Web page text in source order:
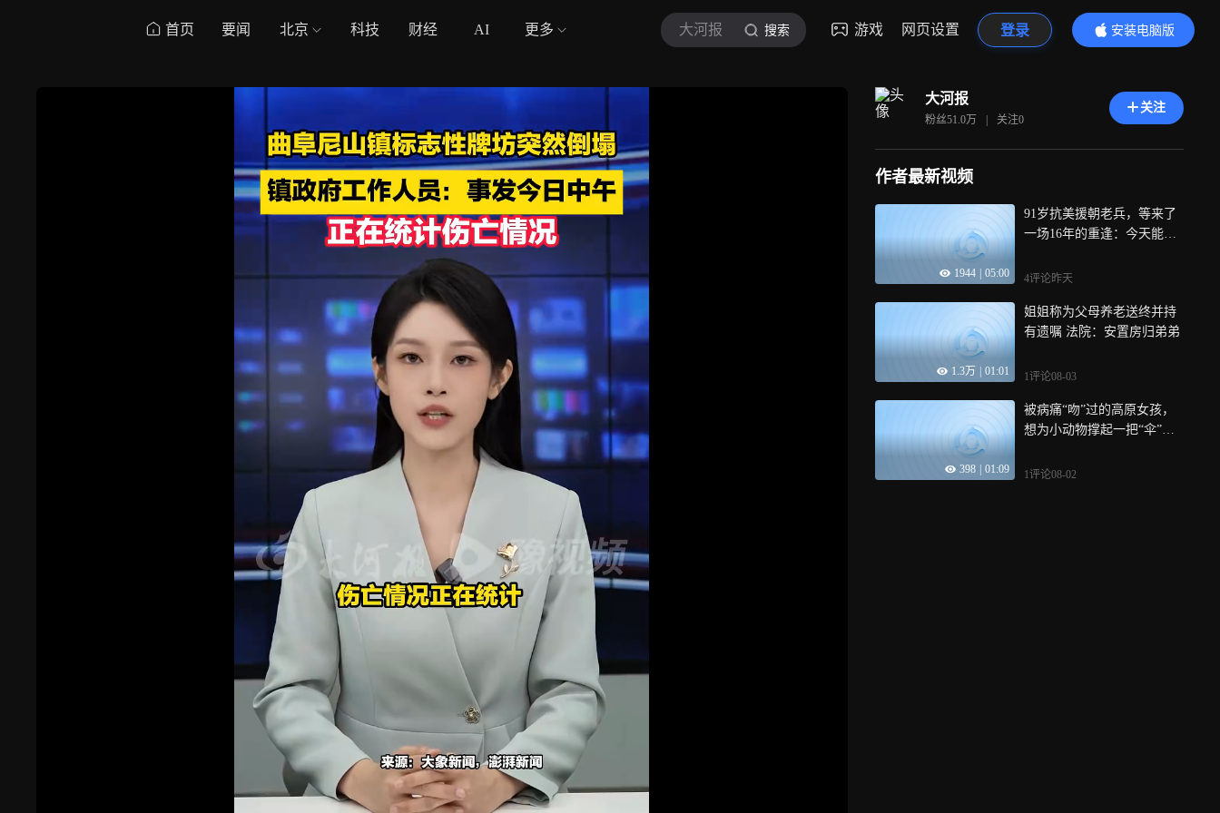
首页 要闻 北京 科技 财经 AI 更多 大河报 搜索 游戏 网页设置 登录
安装电脑版
内容更精彩
大河报
粉丝51.0万 | 关注0
关注
作者最新视频
1944 05:00
91岁抗美援朝老兵，等来了
一场16年的重逢：今天能坐
4评论昨天
1.3万 01:01
姐姐称为父母养老送终并持
有遗嘱 法院：安置房归弟弟
1评论08-03
398 01:09
被病痛“吻”过的高原女孩，
想为小动物撑起一把“伞”！
县的白玛德吉，今年20岁，
1评论08-02